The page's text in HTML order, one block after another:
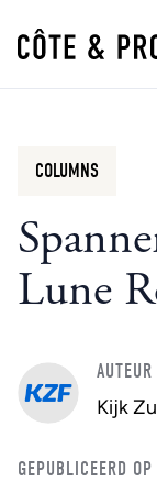
Lune
COLUMNS
AUTEUR
Kijk
GEPUBLICEERD OP